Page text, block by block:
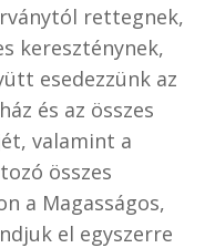
rettegnek,
kereszténynek,
esedezzünk az
és az összes
valamint a
összes
a Magasságos,
el egyszerre